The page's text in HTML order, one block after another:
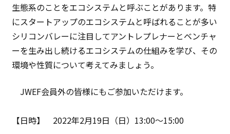
生態系のことをエコシステムと呼ぶことがあります。特
にスタートアップのエコシステムと呼ばれることが多い
シリコンバレーに注目してアントレプレナーとベンチャ
ーを生み出し続けるエコシステムの仕組みを学び、その
環境や性質について考えてみましょう。
JWEF会員外の皆様にもご参加いただけます。
【日時】 2022年2月19日（日）13:00～15:00